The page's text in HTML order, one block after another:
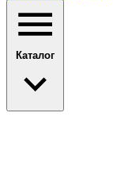
Каталог